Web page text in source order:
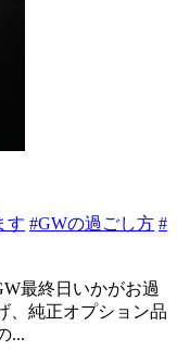
す #GWの過ごし方 #
最終日いかがお過
、純正オプション品
...